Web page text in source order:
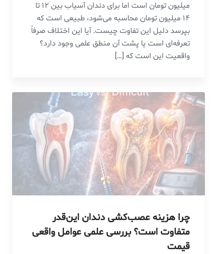
میلیون تومان است اما برای دندان آسیاب بین ۱۲ تا
۱۴ میلیون تومان محاسبه می‌شود، طبیعی است که
بپرسد دلیل این تفاوت چیست. آیا این اختلاف صرفاً
تعرفه‌ای است یا پشت آن منطق علمی وجود دارد؟
واقعیت این است که […]
چرا هزینه عصب‌کشی دندان این‌قدر
متفاوت است؟ بررسی علمی عوامل واقعی
قیمت